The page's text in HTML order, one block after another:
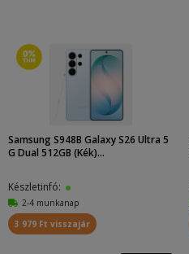
Samsung S948B Galaxy S26 Ultra 5
G Dual 512GB (Kék)...
Készletinfó:
2-4 munkanap
3 979 Ft visszajár